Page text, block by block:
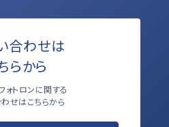
合わせは
らから
ォトロンに関する
せはこちらから